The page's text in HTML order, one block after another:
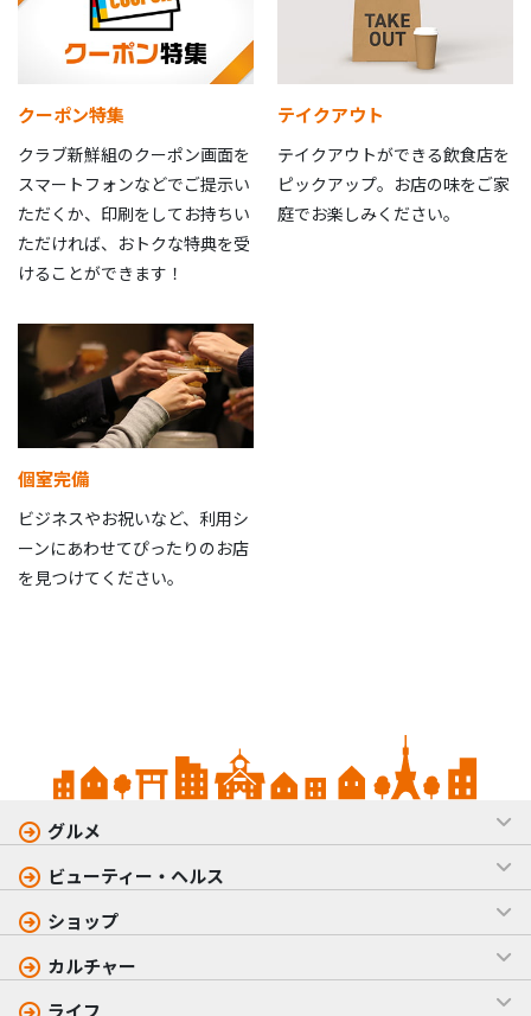
クーポン特集
クラブ新鮮組のクーポン画面を
スマートフォンなどでご提示い
ただくか、印刷をしてお持ちい
ただければ、おトクな特典を受
けることができます！
テイクアウト
テイクアウトができる飲食店を
ピックアップ。お店の味をご家
庭でお楽しみください。
個室完備
ビジネスやお祝いなど、利用シ
ーンにあわせてぴったりのお店
を見つけてください。
グルメ
ビューティー・ヘルス
ショップ
カルチャー
ライフ